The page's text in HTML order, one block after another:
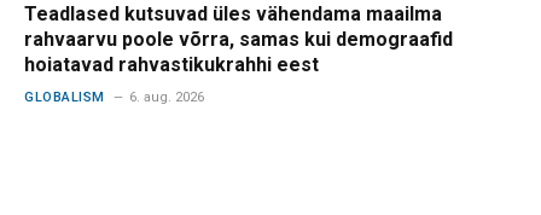
Teadlased kutsuvad üles vähendama maailma
rahvaarvu poole võrra, samas kui demograafid
hoiatavad rahvastikukrahhi eest
GLOBALISM 6. aug. 2026